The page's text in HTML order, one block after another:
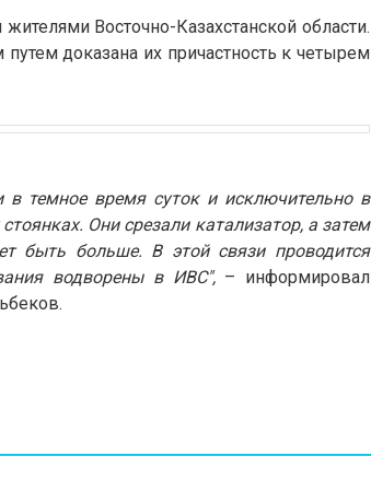
Восточно-Казахстанской области.
доказана их причастность к четырем
в темное время суток и исключительно в
Они срезали катализатор, а затем
быть больше. В этой связи проводится
водворены в ИВС",– информировал